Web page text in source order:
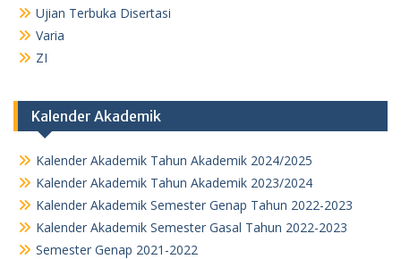
Ujian Terbuka Disertasi
Varia
ZI
Kalender Akademik
Kalender Akademik Tahun Akademik 2024/2025
Kalender Akademik Tahun Akademik 2023/2024
Kalender Akademik Semester Genap Tahun 2022-2023
Kalender Akademik Semester Gasal Tahun 2022-2023
Semester Genap 2021-2022